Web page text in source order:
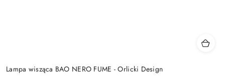
Lampa wisząca BAO NERO FUME - Orlicki Design